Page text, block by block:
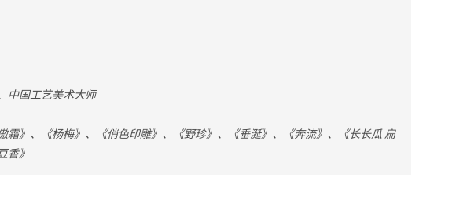
中国工艺美术大师
霜》、《杨梅》、《俏色印雕》、《野珍》、《垂涎》、《奔流》、《长长瓜 扁
香》